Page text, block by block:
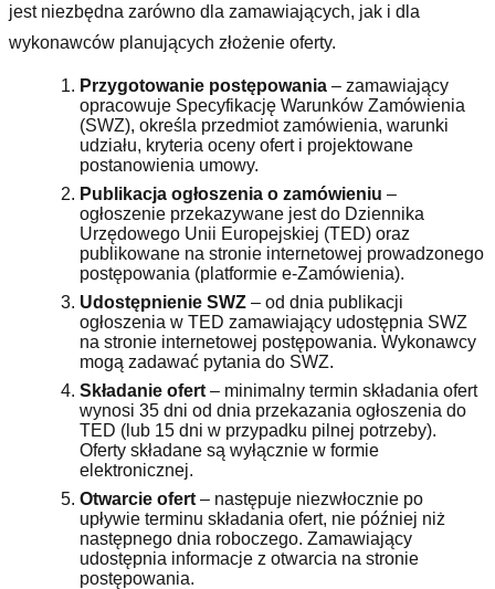
jest niezbędna zarówno dla zamawiających, jak i dla
wykonawców planujących złożenie oferty.
Przygotowanie postępowania – zamawiający
opracowuje Specyfikację Warunków Zamówienia
(SWZ), określa przedmiot zamówienia, warunki
udziału, kryteria oceny ofert i projektowane
postanowienia umowy.
Publikacja ogłoszenia o zamówieniu –
ogłoszenie przekazywane jest do Dziennika
Urzędowego Unii Europejskiej (TED) oraz
publikowane na stronie internetowej prowadzonego
postępowania (platformie e-Zamówienia).
Udostępnienie SWZ – od dnia publikacji
ogłoszenia w TED zamawiający udostępnia SWZ
na stronie internetowej postępowania. Wykonawcy
mogą zadawać pytania do SWZ.
Składanie ofert – minimalny termin składania ofert
wynosi 35 dni od dnia przekazania ogłoszenia do
TED (lub 15 dni w przypadku pilnej potrzeby).
Oferty składane są wyłącznie w formie
elektronicznej.
Otwarcie ofert – następuje niezwłocznie po
upływie terminu składania ofert, nie później niż
następnego dnia roboczego. Zamawiający
udostępnia informacje z otwarcia na stronie
postępowania.